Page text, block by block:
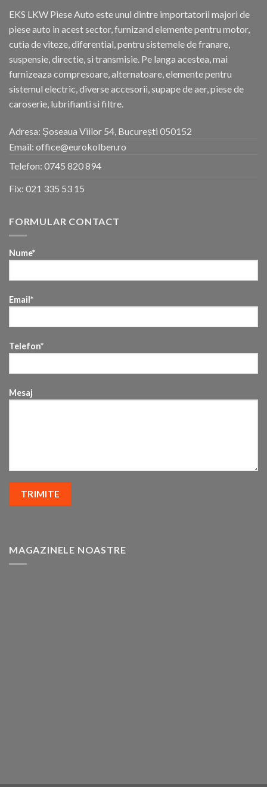
EKS LKW Piese Auto este unul dintre importatorii majori de
piese auto in acest sector, furnizand elemente pentru motor,
cutia de viteze, diferential, pentru sistemele de franare,
suspensie, directie, si transmisie. Pe langa acestea, mai
furnizeaza compresoare, alternatoare, elemente pentru
sistemul electric, diverse accesorii, supape de aer, piese de
caroserie, lubrifianti si filtre.
Adresa: Șoseaua Viilor 54, București 050152
Email: office@eurokolben.ro
Telefon: 0745 820 894
Fix: 021 335 53 15
FORMULAR CONTACT
Nume*
Email*
Telefon*
Mesaj
MAGAZINELE NOASTRE